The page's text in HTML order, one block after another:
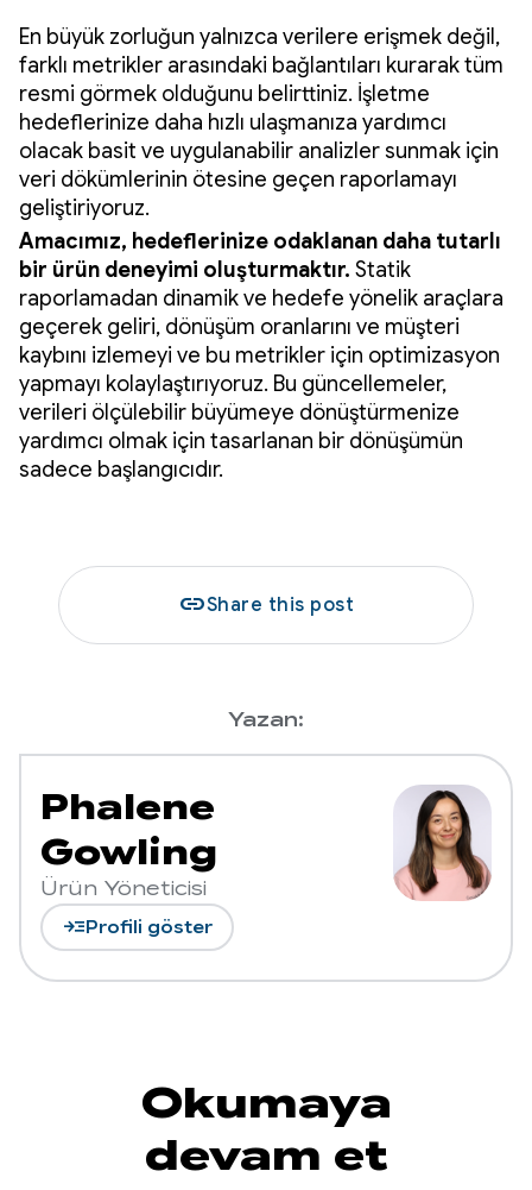
En büyük zorluğun yalnızca verilere erişmek değil,
farklı metrikler arasındaki bağlantıları kurarak tüm
resmi görmek olduğunu belirttiniz. İşletme
hedeflerinize daha hızlı ulaşmanıza yardımcı
olacak basit ve uygulanabilir analizler sunmak için
veri dökümlerinin ötesine geçen raporlamayı
geliştiriyoruz.
Amacımız, hedeflerinize odaklanan daha tutarlı
bir ürün deneyimi oluşturmaktır. Statik
raporlamadan dinamik ve hedefe yönelik araçlara
geçerek geliri, dönüşüm oranlarını ve müşteri
kaybını izlemeyi ve bu metrikler için optimizasyon
yapmayı kolaylaştırıyoruz. Bu güncellemeler,
verileri ölçülebilir büyümeye dönüştürmenize
yardımcı olmak için tasarlanan bir dönüşümün
sadece başlangıcıdır.
linkShare this post
Yazan:
Phalene
Gowling
Ürün Yöneticisi
read_moreProfili göster
Okumaya
devam et